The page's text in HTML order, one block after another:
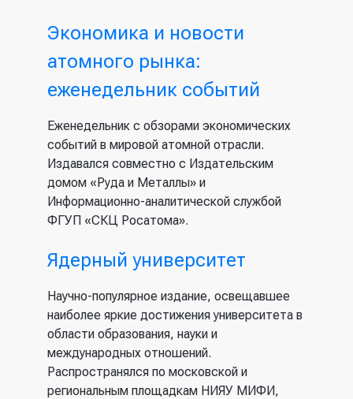
Экономика и новости
атомного рынка:
еженедельник событий
Еженедельник с обзорами экономических
событий в мировой атомной отрасли.
Издавался совместно с Издательским
домом «Руда и Металлы» и
Информационно-аналитической службой
ФГУП «СКЦ Росатома».
Ядерный университет
Научно-популярное издание, освещавшее
наиболее яркие достижения университета в
области образования, науки и
международных отношений.
Распространялся по московской и
региональным площадкам НИЯУ МИФИ,